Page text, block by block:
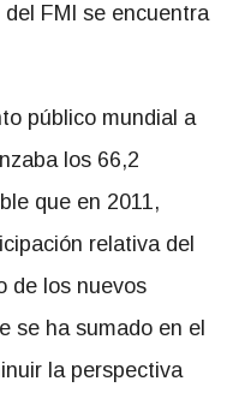
FMI se encuentra
público mundial a
los 66,2
que en 2011,
relativa del
de los nuevos
se ha sumado en el
la perspectiva